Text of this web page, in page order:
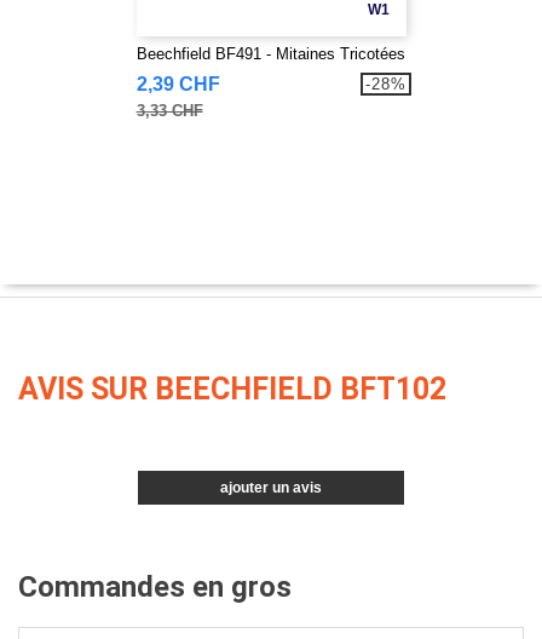
W1
Beechfield BF491 - Mitaines Tricotées
2,39 CHF
3,33 CHF
-28%
AVIS SUR BEECHFIELD BFT102
ajouter un avis
Commandes en gros